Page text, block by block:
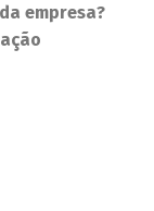
empresa?